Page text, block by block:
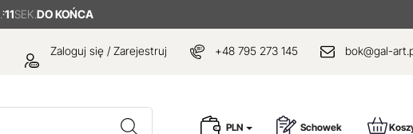
:11SEK. DO KOŃCA
Zaloguj się / Zarejestruj +48 795 273 145 bok@gal-
Wyszukaj PLN Schowek